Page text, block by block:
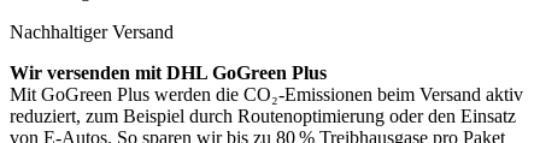
Nachhaltiger Versand
Wir versenden mit DHL GoGreen Plus
Mit GoGreen Plus werden die CO₂-Emissionen beim Versand aktiv
reduziert, zum Beispiel durch Routenoptimierung oder den Einsatz
von E-Autos. So sparen wir bis zu 80 % Treibhausgase pro Paket